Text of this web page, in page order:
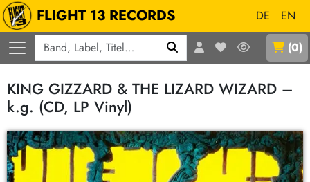
FLIGHT 13 RECORDS DE
EN
(0)
KING GIZZARD & THE LIZARD WIZARD –
k.g. (CD, LP Vinyl)